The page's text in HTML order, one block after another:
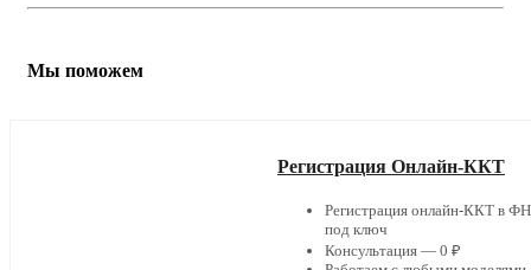
Мы поможем
Регистрация Онлайн-ККТ
Регистрация онлайн-ККТ в
под ключ
Консультация — 0 ₽